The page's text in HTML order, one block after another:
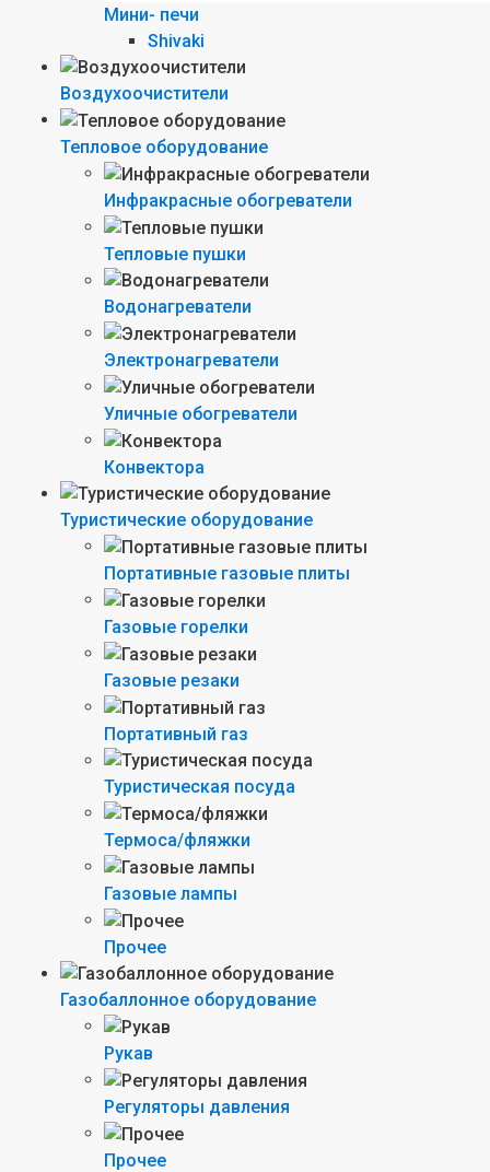
Мини- печи
Shivaki
Воздухоочистители
Тепловое оборудование
Инфракрасные обогреватели
Тепловые пушки
Водонагреватели
Электронагреватели
Уличные обогреватели
Конвектора
Туристические оборудование
Портативные газовые плиты
Газовые горелки
Газовые резаки
Портативный газ
Туристическая посуда
Термоса/фляжки
Газовые лампы
Прочее
Газобаллонное оборудование
Рукав
Регуляторы давления
Прочее